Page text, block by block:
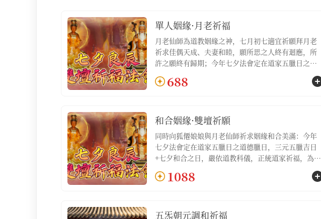
單人姻緣·月老祈福
月老仙師為道教姻緣之神，七月初七適宜祈願拜月老
祈求佳偶天成、夫妻和睦，願所思之人終有迴應，所
許之願終有歸期；今年七夕法會定在道家五臘日之道
德臘日，三元五臘吉日+七夕和合之日，嚴依道教科
儀，正統道家祈福，為參與的信眾注福、增魅、和
掛飾1份】
688
和合姻緣·雙壇祈願
同時向狐僊娘娘與月老仙師祈求姻緣和合美滿：今年
七夕法會定在道家五臘日之道德臘日，三元五臘吉日
+七夕和合之日，嚴依道教科儀，正統道家祈福，為參
與的信眾注福、增魅、和合、開運【服務包含：①雙
壇祈福法會名額1對，②誦經加持1場，③專屬祈福文
1088
五炁朝元調和祈福